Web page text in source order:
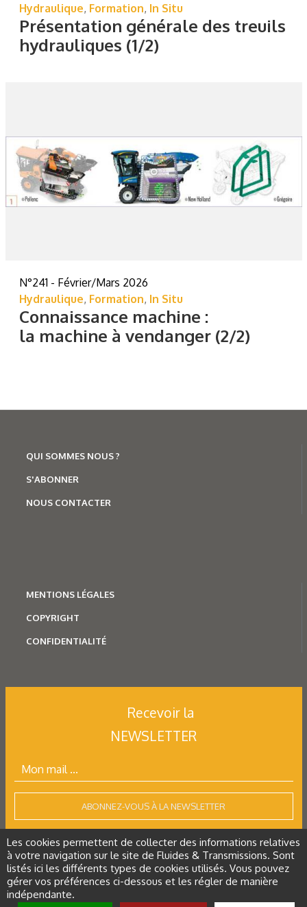
Hydraulique, Formation, In Situ
Présentation générale des treuils
hydrauliques (1/2)
N°241 - Février/Mars 2026
Hydraulique, Formation, In Situ
Connaissance machine :
la machine à vendanger (2/2)
QUI SOMMES NOUS ?
S'ABONNER
NOUS CONTACTER
MENTIONS LÉGALES
COPYRIGHT
CONFIDENTIALITÉ
Recevoir la
NEWSLETTER
ABONNEZ-VOUS À LA NEWSLETTER
Tous droits réservés
Restez connecté
Les cookies permettent de collecter des informations relatives
à votre navigation sur le site de Fluides & Transmissions. Sont
listés ici les différents types de cookies utilisés. Vous pouvez
gérer vos préférences ci-dessous et les régler de manière
indépendante.